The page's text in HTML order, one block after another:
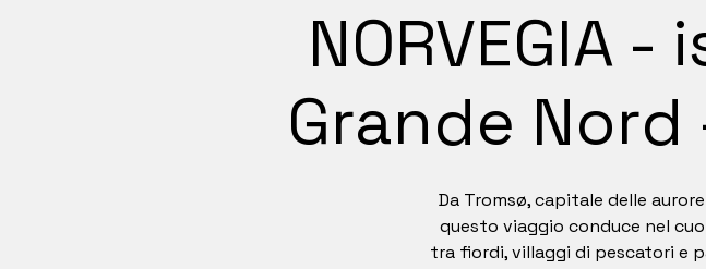
NORVEGIA
Grande Nord
Da Tromsø, capitale delle
questo viaggio conduce nel
tra fiordi, villaggi di pescatori e